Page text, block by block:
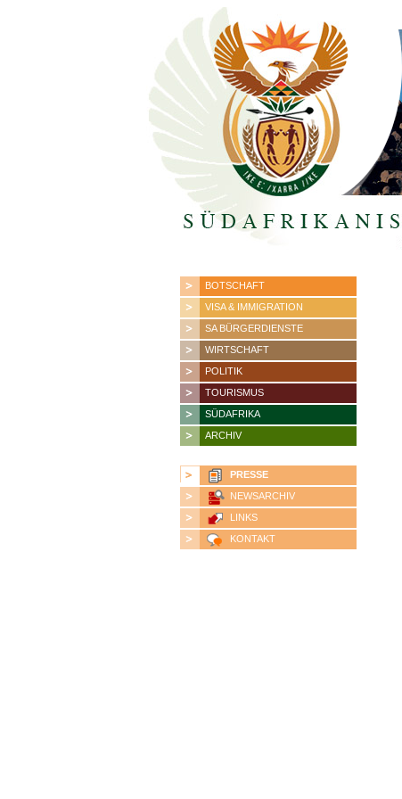
BOTSCHAFT
VISA & IMMIGRATION
SA BÜRGERDIENSTE
WIRTSCHAFT
POLITIK
TOURISMUS
SÜDAFRIKA
ARCHIV
PRESSE
NEWSARCHIV
LINKS
KONTAKT